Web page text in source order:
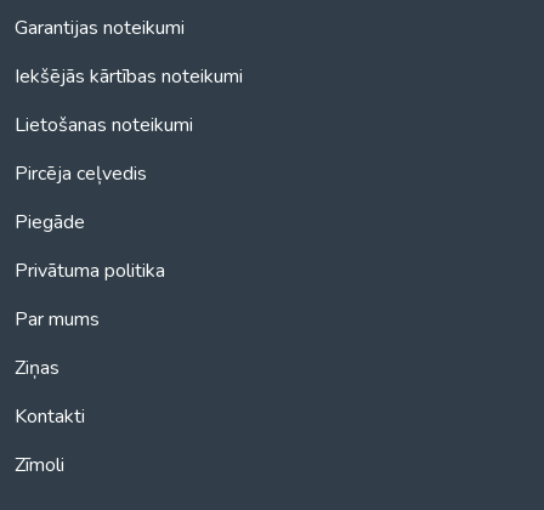
Garantijas noteikumi
Iekšējās kārtības noteikumi
Lietošanas noteikumi
Pircēja ceļvedis
Piegāde
Privātuma politika
Par mums
Ziņas
Kontakti
Zīmoli